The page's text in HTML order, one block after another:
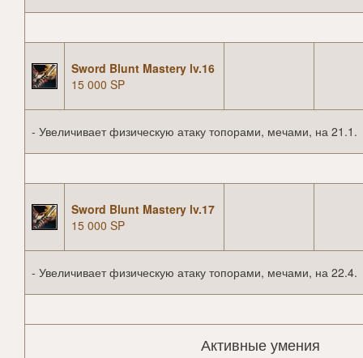
Sword Blunt Mastery lv.16
15 000 SP
- Увеличивает физическую атаку топорами, мечами, на 21.1.
Sword Blunt Mastery lv.17
15 000 SP
- Увеличивает физическую атаку топорами, мечами, на 22.4.
Активные умения